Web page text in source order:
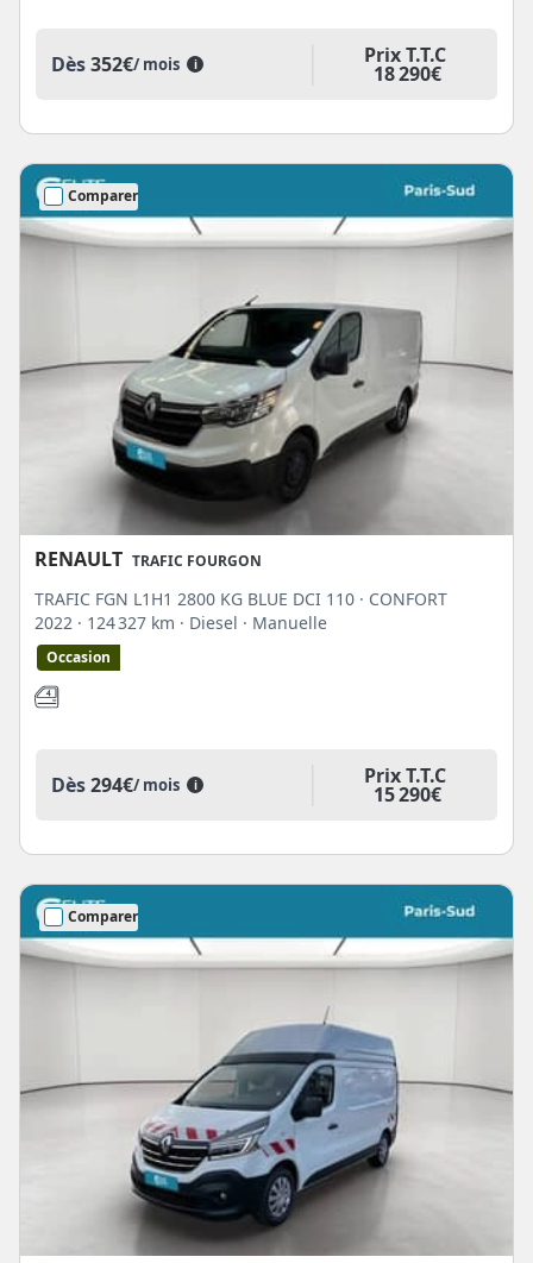
Dès352€/ mois i Prix T.T.C
18 290€
Comparer
RENAULT TRAFIC FOURGON
TRAFIC FGN L1H1 2800 KG BLUE DCI 110 · CONFORT
2022 · 124 327 km · Diesel · Manuelle
Occasion
Dès294€/ mois i Prix T.T.C
15 290€
Comparer